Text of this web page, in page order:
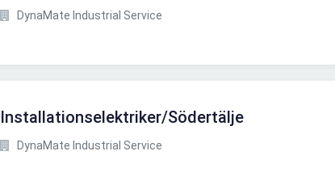
DynaMate Industrial Service
Installationselektriker/Södertälje
DynaMate Industrial Service